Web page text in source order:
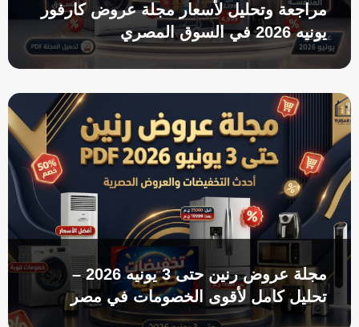
مراجعة وتحليل لأسعار مجلة عروض كارفور
يونيه 2026 في السوق المصري
مجلة عروض رنين حتى 3 يونيه 2026 –
تحليل كامل لأقوى الخصومات في مصر